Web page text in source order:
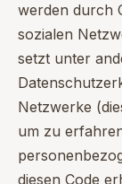
werden durch
sozialen
setzt unter
Netzwerke
um zu
diesen Code